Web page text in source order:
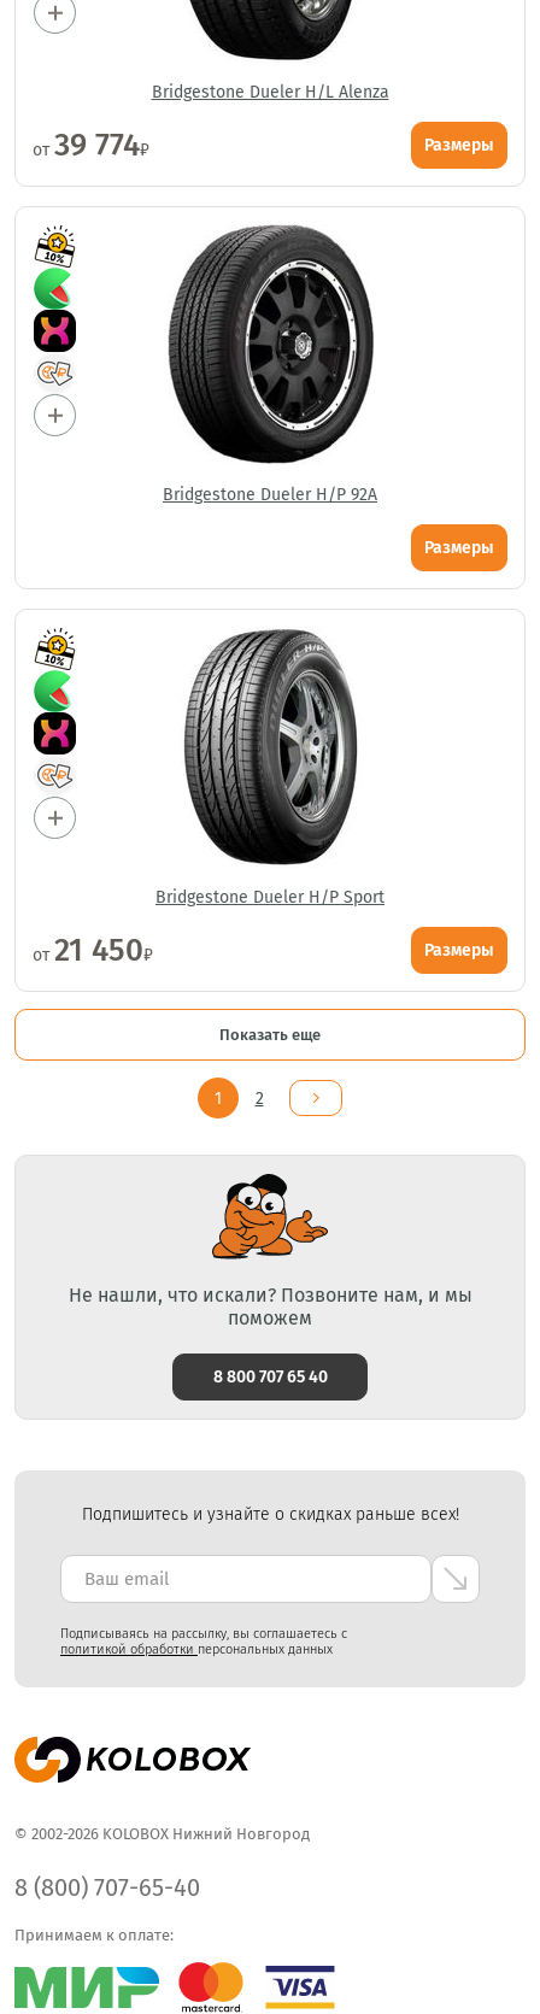
Bridgestone Dueler H/L Alenza
от39 774₽ Размеры
Bridgestone Dueler H/P 92A
Размеры
Bridgestone Dueler H/P Sport
от21 450₽ Размеры
Показать еще
1 2
Не нашли, что искали? Позвоните нам, и мы
поможем
8 800 707 65 40
Подпишитесь и узнайте о скидках раньше всех!
Подписываясь на рассылку, вы соглашаетесь с
политикой обработки персональных данных
© 2002-2026 KOLOBOX Нижний Новгород
8 (800) 707-65-40
Принимаем к оплате: